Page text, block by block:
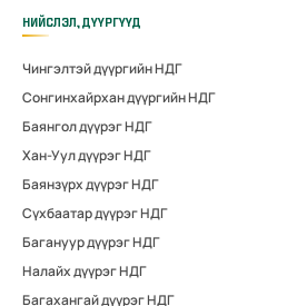
НИЙСЛЭЛ, ДҮҮРГҮҮД
Чингэлтэй дүүргийн НДГ
Сонгинхайрхан дүүргийн НДГ
Баянгол дүүрэг НДГ
Хан-Уул дүүрэг НДГ
Баянзүрх дүүрэг НДГ
Сүхбаатар дүүрэг НДГ
Багануур дүүрэг НДГ
Налайх дүүрэг НДГ
Багахангай дүүрэг НДГ